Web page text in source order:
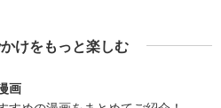
けをもっと楽しむ
画